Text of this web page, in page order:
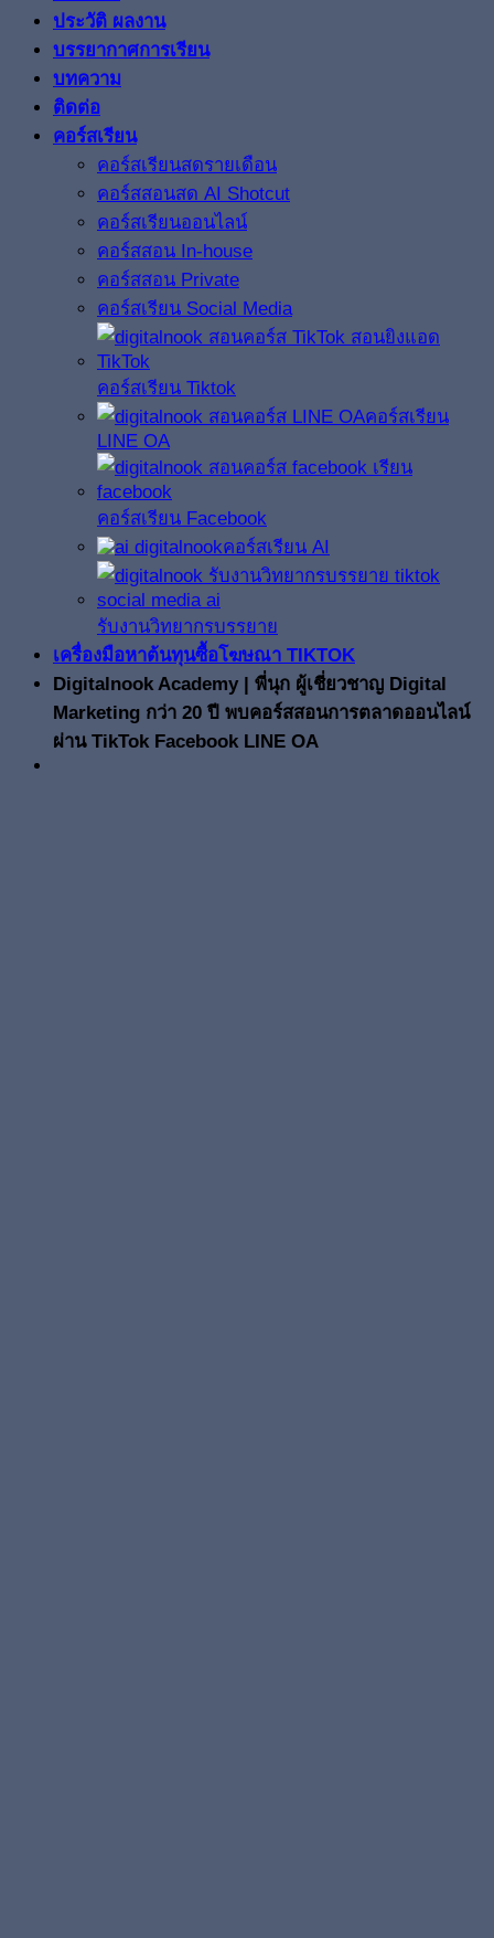
ประวัติ ผลงาน
บรรยากาศการเรียน
บทความ
ติดต่อ
คอร์สเรียน
คอร์สเรียนสดรายเดือน
คอร์สสอนสด AI Shotcut
คอร์สเรียนออนไลน์
คอร์สสอน In-house
คอร์สสอน Private
คอร์สเรียน Social Media
คอร์สเรียน Tiktok
คอร์สเรียน
LINE OA
คอร์สเรียน Facebook
คอร์สเรียน AI
รับงานวิทยากรบรรยาย
เครื่องมือหาต้นทุนซื้อโฆษณา TIKTOK
Digitalnook Academy | พี่นุก ผู้เชี่ยวชาญ Digital
Marketing กว่า 20 ปี พบคอร์สสอนการตลาดออนไลน์
ผ่าน TikTok Facebook LINE OA